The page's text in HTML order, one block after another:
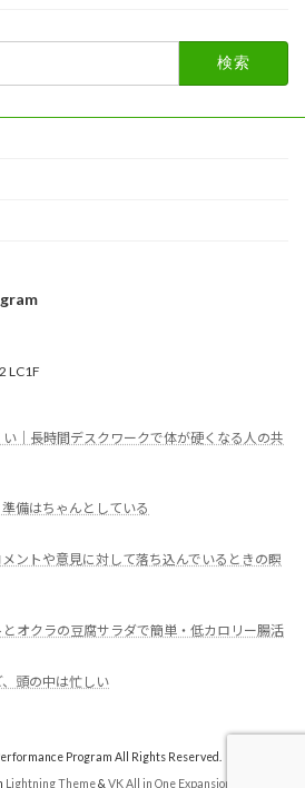
LC1F
｜長時間デスクワークで体が硬くなる人の共
備はちゃんとしている
ントや意見に対して落ち込んでいるときの瞑
オクラの豆腐サラダで簡単・低カロリー腸活
頭の中は忙しい
Program All Rights Reserved.
Lightning Theme& VK All in One Expansion Unit